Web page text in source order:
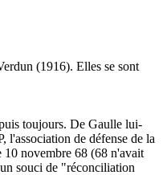
(1916). Elles se sont
toujours. De Gaulle lui-
l'association de défense de la
novembre 68 (68 n'avait
souci de "réconciliation